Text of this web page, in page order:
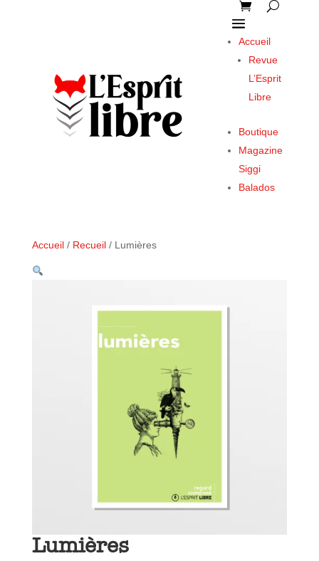
Accueil
Revue
L’Esprit
Libre
Boutique
Magazine
Siggi
Balados
Accueil/ Recueil/ Lumières
Lumières